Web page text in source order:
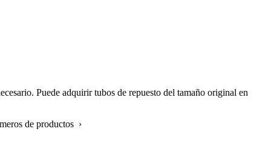
Puede adquirir tubos de repuesto del tamaño original en
de productos ›